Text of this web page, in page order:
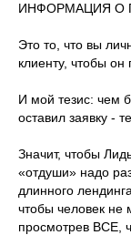
ИНФОРМАЦИЯ О
Это то, что вы
клиенту, чтобы он
И мой тезис: чем
оставил заявку -
Значит, чтобы
«отдуши» надо
длинного
чтобы человек не
просмотрев ВСЕ,